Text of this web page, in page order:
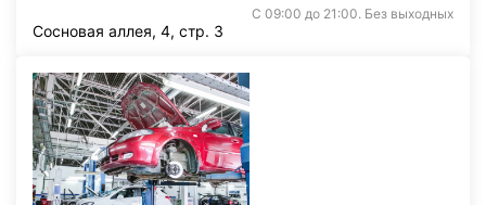
С 09:00 до 21:00. Без выходных
Сосновая аллея, 4, стр. 3